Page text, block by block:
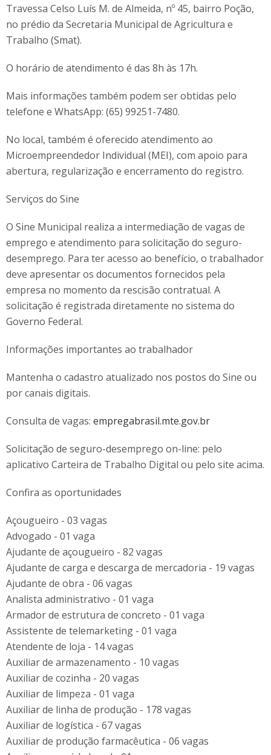
Travessa Celso Luís M. de Almeida, nº 45, bairro Poção,
no prédio da Secretaria Municipal de Agricultura e
Trabalho (Smat).
O horário de atendimento é das 8h às 17h.
Mais informações também podem ser obtidas pelo
telefone e WhatsApp: (65) 99251-7480.
No local, também é oferecido atendimento ao
Microempreendedor Individual (MEI), com apoio para
abertura, regularização e encerramento do registro.
Serviços do Sine
O Sine Municipal realiza a intermediação de vagas de
emprego e atendimento para solicitação do seguro-
desemprego. Para ter acesso ao benefício, o trabalhador
deve apresentar os documentos fornecidos pela
empresa no momento da rescisão contratual. A
solicitação é registrada diretamente no sistema do
Governo Federal.
Informações importantes ao trabalhador
Mantenha o cadastro atualizado nos postos do Sine ou
por canais digitais.
Consulta de vagas: empregabrasil.mte.gov.br
Solicitação de seguro-desemprego on-line: pelo
aplicativo Carteira de Trabalho Digital ou pelo site acima.
Confira as oportunidades
Açougueiro - 03 vagas
Advogado - 01 vaga
Ajudante de açougueiro - 82 vagas
Ajudante de carga e descarga de mercadoria - 19 vagas
Ajudante de obra - 06 vagas
Analista administrativo - 01 vaga
Armador de estrutura de concreto - 01 vaga
Assistente de telemarketing - 01 vaga
Atendente de loja - 14 vagas
Auxiliar de armazenamento - 10 vagas
Auxiliar de cozinha - 20 vagas
Auxiliar de limpeza - 01 vaga
Auxiliar de linha de produção - 178 vagas
Auxiliar de logística - 67 vagas
Auxiliar de produção farmacêutica - 06 vagas